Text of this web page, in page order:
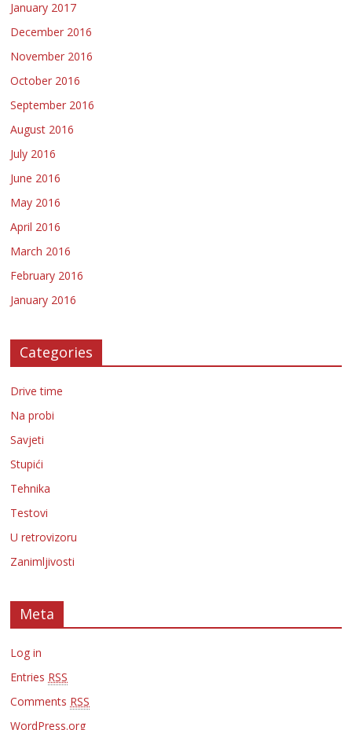
January 2017
December 2016
November 2016
October 2016
September 2016
August 2016
July 2016
June 2016
May 2016
April 2016
March 2016
February 2016
January 2016
Categories
Drive time
Na probi
Savjeti
Stupići
Tehnika
Testovi
U retrovizoru
Zanimljivosti
Meta
Log in
Entries RSS
Comments RSS
WordPress.org